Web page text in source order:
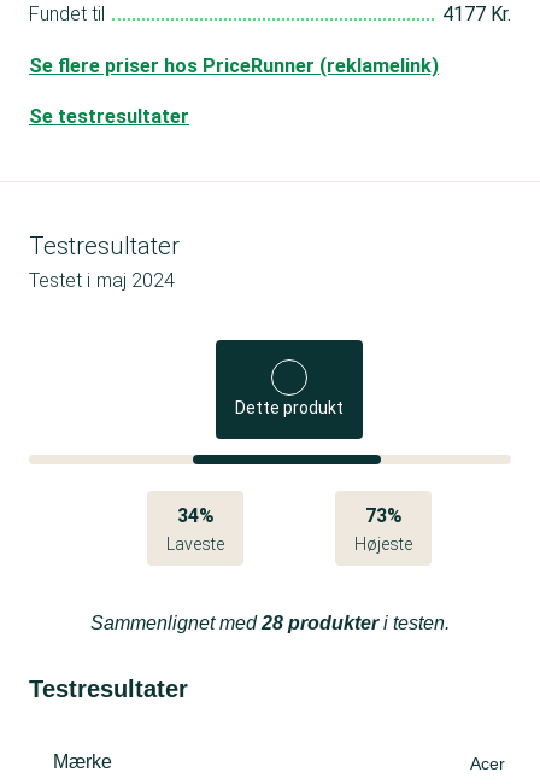
Fundet til 4177 Kr.
Se flere priser hos PriceRunner (reklamelink)
Se testresultater
Testresultater
Testet i maj 2024
Dette produkt
34%
Laveste
73%
Højeste
Sammenlignet med28 produkteri testen.
Testresultater
Mærke Acer